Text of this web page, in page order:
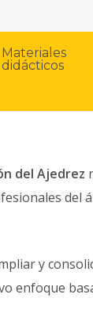
Materiales
didácticos
del Ajedrez
del
y
enfoque